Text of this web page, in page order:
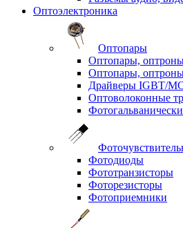
Оптоэлектроника
Оптопары
Оптопары,
Оптопары,
Драйверы IGBT/
Оптоволоконные
Фотодиоды
Фототранзисторы
Фоторезисторы
Фотоприемники